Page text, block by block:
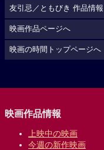
友引忌／ともびき 作品情報
映画作品ページへ
映画の時間トップページへ
映画作品情報
上映中の映画
今週の新作映画